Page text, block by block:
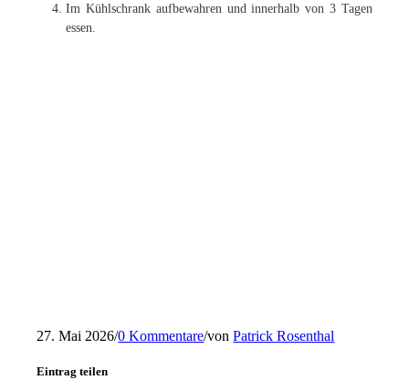
Im Kühlschrank aufbewahren und innerhalb von 3 Tagen
essen.
27. Mai 2026/0 Kommentare/vonPatrick Rosenthal
Eintrag teilen